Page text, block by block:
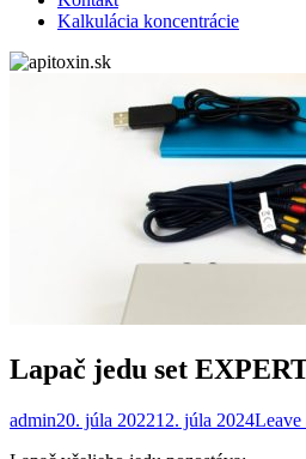
Kalkulácia koncentrácie
Lapač jedu set
admin20. júla 202212. júla 2024Leave